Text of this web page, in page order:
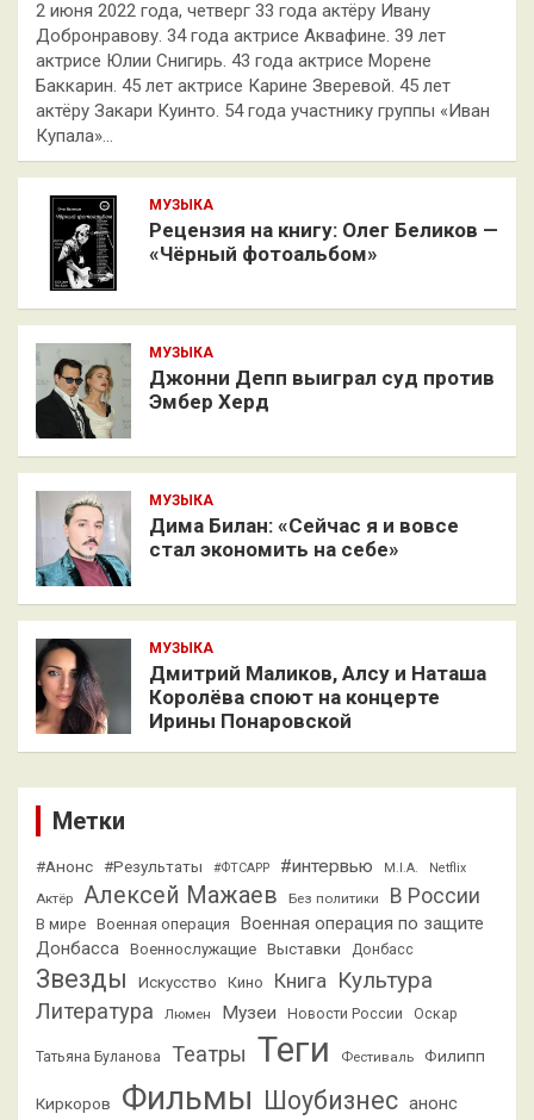
2 июня 2022 года, четверг 33 года актёру Ивану
Добронравову. 34 года актрисе Аквафине. 39 лет
актрисе Юлии Снигирь. 43 года актрисе Морене
Баккарин. 45 лет актрисе Карине Зверевой. 45 лет
актёру Закари Куинто. 54 года участнику группы «Иван
Купала»…
МУЗЫКА
Рецензия на книгу: Олег Беликов —
«Чёрный фотоальбом»
МУЗЫКА
Джонни Депп выиграл суд против
Эмбер Херд
МУЗЫКА
Дима Билан: «Сейчас я и вовсе
стал экономить на себе»
МУЗЫКА
Дмитрий Маликов, Алсу и Наташа
Королёва споют на концерте
Ирины Понаровской
Метки
#Анонс #Результаты #ФТСАРР #интервью M.I.A. Netflix
Актёр Алексей Мажаев Без политики В России
В мире Военная операция
Военная операция по защите
Донбасса Военнослужащие Выставки Донбасс
Звезды Искусство Кино Книга Культура
Литература Люмен Музеи Новости России Оскар
Татьяна Буланова Театры Теги Фестиваль Филипп
Киркоров Фильмы Шоубизнес анонс